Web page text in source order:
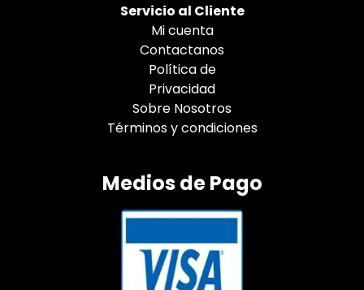
Servicio al Cliente
Mi cuenta
Contactanos
Política de
Privacidad
Sobre Nosotros
Términos y condiciones
Medios de Pago